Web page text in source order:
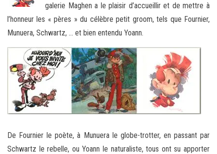
galerie Maghen a le plaisir d’accueillir et de mettre à
l’honneur les « pères » du célèbre petit groom, tels que Fournier,
Munuera, Schwartz, … et bien entendu Yoann.
De Fournier le poète, à Munuera le globe-trotter, en passant par
Schwartz le rebelle, ou Yoann le naturaliste, tous ont su apporter